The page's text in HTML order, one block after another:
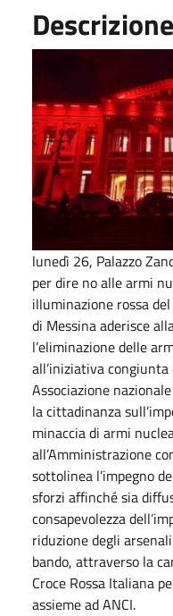
Descrizione
lunedì 26, Palazzo
per dire no alle armi
illuminazione rossa
di Messina aderisce
l’eliminazione delle
all’iniziativa congiunta
Associazione
la cittadinanza
minaccia di armi
all’Amministrazione
sottolinea l’impegno
sforzi affinché sia
consapevolezza
riduzione degli
bando, attraverso la
Croce Rossa Italiana
assieme ad ANCI.